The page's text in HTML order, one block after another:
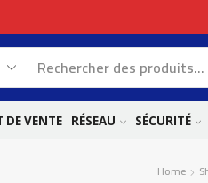
DE VENTE RÉSEAU SÉCURITÉ
Home